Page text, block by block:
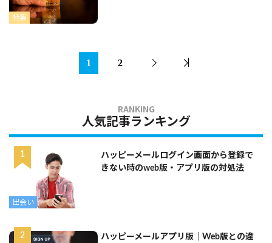
特集
1 2
人気記事ランキング
出会い
ハッピーメールログイン画面から登録で
きない時のweb版・アプリ版の対処法
ハッピーメールアプリ版｜Web版との違